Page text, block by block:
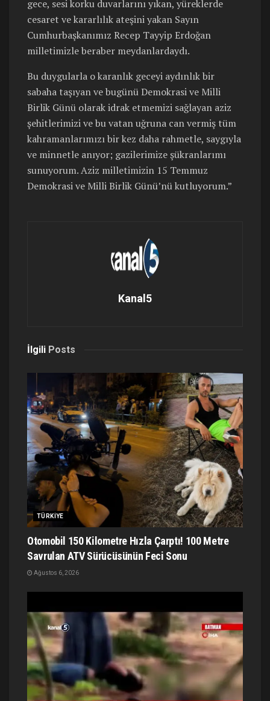
gece, sesi korku duvarlarını yıkan, yüreklerde
cesaret ve kararlılık ateşini yakan Sayın
Cumhurbaşkanımız Recep Tayyip Erdoğan
milletimizle beraber meydanlardaydı.
Bu duygularla o karanlık geceyi aydınlık bir
sabaha taşıyan ve bugünü Demokrasi ve Milli
Birlik Günü olarak idrak etmemizi sağlayan aziz
şehitlerimizi ve bu vatan uğruna can vermiş tüm
kahramanlarımızı bir kez daha rahmetle, saygıyla
ve minnetle anıyor; gazilerimize şükranlarımı
sunuyorum. Aziz milletimizin 15 Temmuz
Demokrasi ve Milli Birlik Günü’nü kutluyorum.”
Kanal5
İlgili Posts
TÜRKIYE
Otomobil 150 Kilometre Hızla Çarptı! 100 Metre
Savrulan ATV Sürücüsünün Feci Sonu
Ağustos 6, 2026